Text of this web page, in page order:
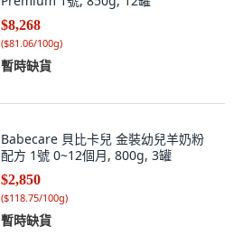
$8,268
($81.06/100g)
暫時缺貨
Babecare 貝比卡兒 金裝幼兒羊奶粉
配方 1號 0~12個月, 800g, 3罐
$2,850
($118.75/100g)
暫時缺貨